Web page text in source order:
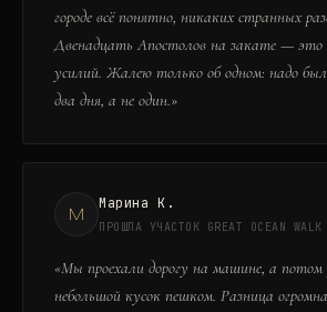
городе всё понятно, никаких странных
Двенадцать Апостолов на закате —
усилий. Жалею только об одном: надо
два дня, а не один.»
М
Марина К.
ПРОШЛА УЧАСТОК GREAT OCEAN
«Мы проехали дорогу на машине, а
небольшой кусок пешком. Разница